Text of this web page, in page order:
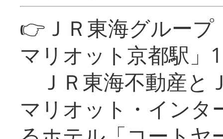
👉ＪＲ東海グルー
マリオット京都駅」
ＪＲ東海不動産と
マリオット・インタ